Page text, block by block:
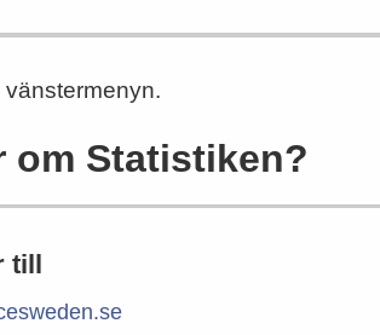
vänstermenyn.
om Statistiken?
till